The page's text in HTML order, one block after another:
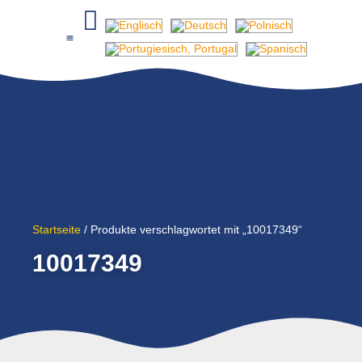
Startseite / Produkte verschlagwortet mit „10017349“
10017349